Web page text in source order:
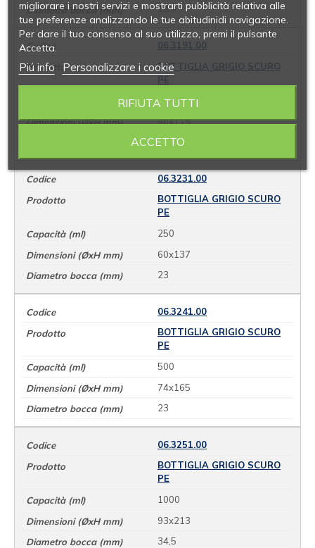
18,5
06.3191.00
BOTTIGLIA GRIGIO SCURO
PE
125
46x115
18,5
06.3231.00
BOTTIGLIA GRIGIO SCURO
PE
250
60x137
23
06.3241.00
BOTTIGLIA GRIGIO SCURO
PE
500
74x165
23
06.3251.00
BOTTIGLIA GRIGIO SCURO
PE
1000
93x213
34,5
migliorare i nostri servizi e mostrarti pubblicità relativa alle
tue preferenze analizzando le tue abitudinidi navigazione.
Per dare il tuo consenso al suo utilizzo, premi il pulsante
Accetta.
Piú info Personalizzare i cookie
RIFIUTA TUTTI
ACCETTO